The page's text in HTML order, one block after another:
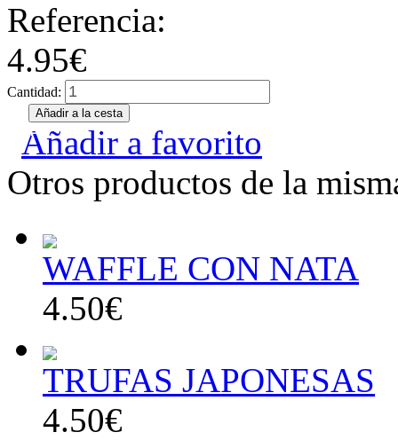
Referencia:
4.95€
Cantidad:
Añadir a favorito
Otros productos de la
WAFFLE CON NATA
4.50€
TRUFAS JAPONESAS
4.50€